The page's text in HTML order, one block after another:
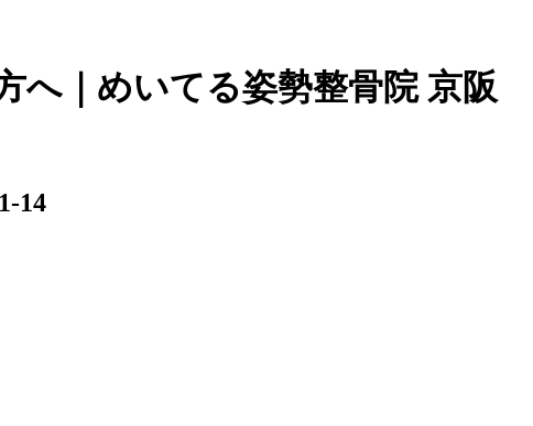
へ｜めいてる姿勢整骨院 京阪
14